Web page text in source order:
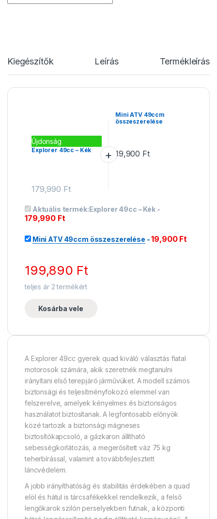
Kiegészítők Leírás Termékleírás
Újdonság
Explorer 49cc – Kék
179,990 Ft
Mini ATV 49ccm
összeszerelése
19,900 Ft
Aktuális termék:Explorer 49cc – Kék-
179,990 Ft
Mini ATV 49ccm összeszerelése -19,900 Ft
199,890 Ft
teljes ár 2termékért
Kosárba vele
A Explorer 49cc gyerek quad kiváló választás fiatal
motorosok számára, akik szeretnék megtanulni
irányítani első terepjáró járművüket. A modell számos
biztonsági és teljesítményfokozó elemmel van
felszerelve, amelyek kényelmes és biztonságos
használatot biztosítanak. A legfontosabb előnyök
közé tartozik a biztonsági mágneses
biztosítókapcsoló, a gázkaron állítható
sebességkorlátozás, a megerősített váz 75 kg
teherbírással, valamint a továbbfejlesztett
láncvédelem.
A jobb irányíthatóság és stabilitás érdekében a quad
elöl és hátul is tárcsafékekkel rendelkezik, a felső
lengőkarok szilón perselyekben futnak, a központi